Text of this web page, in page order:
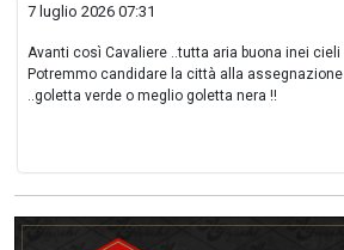
7 luglio 2026 07:31
Avanti così Cavaliere ..tutta aria buona inei cieli
Potremmo candidare la città alla
..goletta verde o meglio goletta nera !!